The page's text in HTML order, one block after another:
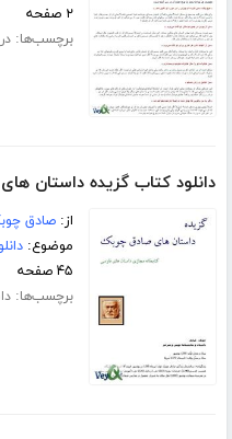
۲ صفحه
برچسب‌ها:
دانلود کتاب گزیده داستان
از:صادق
موضوع:
۴۵ صفحه
برچسب‌ها: